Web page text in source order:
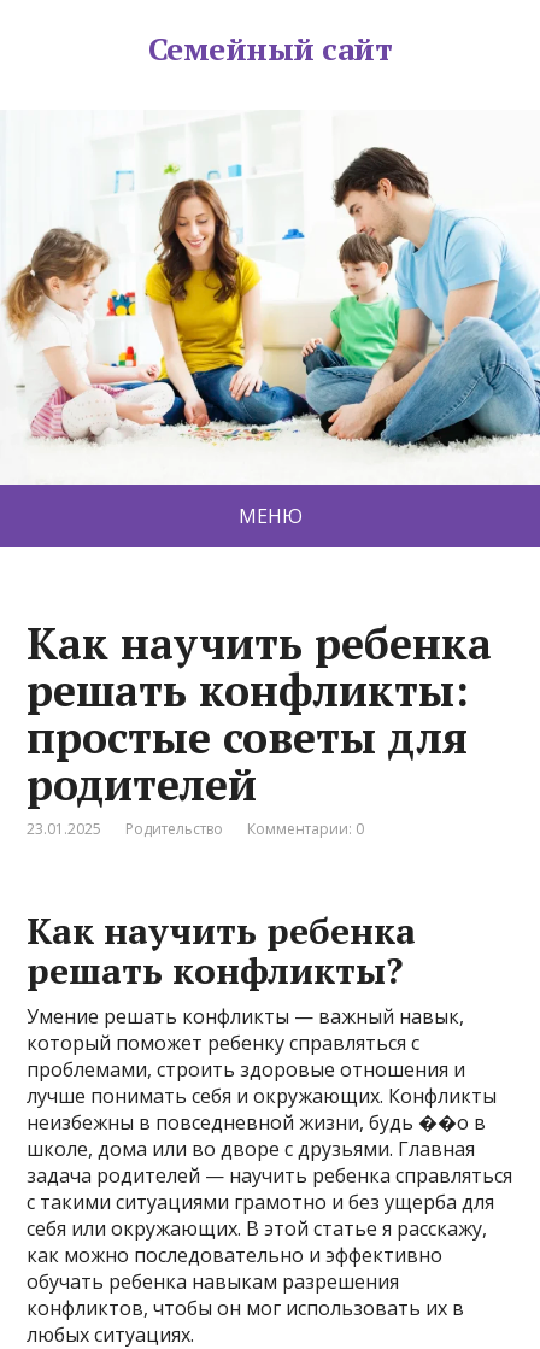
Семейный сайт
МЕНЮ
Как научить ребенка
решать конфликты:
простые советы для
родителей
23.01.2025 Родительство Комментарии: 0
Как научить ребенка
решать конфликты?
Умение решать конфликты — важный навык,
который поможет ребенку справляться с
проблемами, строить здоровые отношения и
лучше понимать себя и окружающих. Конфликты
неизбежны в повседневной жизни, будь ��о в
школе, дома или во дворе с друзьями. Главная
задача родителей — научить ребенка справляться
с такими ситуациями грамотно и без ущерба для
себя или окружающих. В этой статье я расскажу,
как можно последовательно и эффективно
обучать ребенка навыкам разрешения
конфликтов, чтобы он мог использовать их в
любых ситуациях.